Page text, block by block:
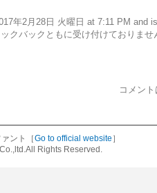
年2月28日 火曜日 at 7:11 PM
クバックともに受け付けておりませ
コメン
ント［Go to official website ］
Rights Reserved.